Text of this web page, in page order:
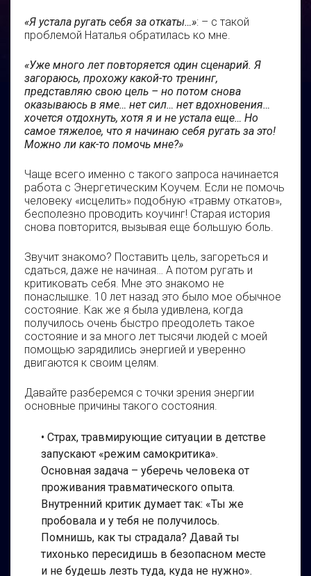
«Я устала ругать себя за откаты…»: – с такой
проблемой Наталья обратилась ко мне.
«Уже много лет повторяется один сценарий. Я
загораюсь, прохожу какой-то тренинг,
представляю свою цель – но потом снова
оказываюсь в яме… нет сил… нет вдохновения…
хочется отдохнуть, хотя я и не устала еще… Но
самое тяжелое, что я начинаю себя ругать за это!
Можно ли как-то помочь мне?»
Чаще всего именно с такого запроса начинается
работа с Энергетическим Коучем. Если не помочь
человеку «исцелить» подобную «травму откатов»,
бесполезно проводить коучинг! Старая история
снова повторится, вызывая еще большую боль.
Звучит знакомо? Поставить цель, загореться и
сдаться, даже не начиная… А потом ругать и
критиковать себя. Мне это знакомо не
понаслышке. 10 лет назад это было мое обычное
состояние. Как же я была удивлена, когда
получилось очень быстро преодолеть такое
состояние и за много лет тысячи людей с моей
помощью зарядились энергией и уверенно
двигаются к своим целям.
Давайте разберемся с точки зрения энергии
основные причины такого состояния.
• Страх, травмирующие ситуации в детстве
запускают «режим самокритика».
Основная задача – уберечь человека от
проживания травматического опыта.
Внутренний критик думает так: «Ты же
пробовала и у тебя не получилось.
Помнишь, как ты страдала? Давай ты
тихонько пересидишь в безопасном месте
и не будешь лезть туда, куда не нужно».